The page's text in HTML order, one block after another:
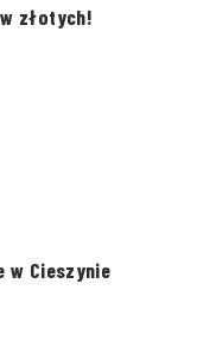
złotych!
w Cieszynie